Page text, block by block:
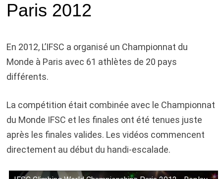
Paris 2012
En 2012, L’IFSC a organisé un Championnat du
Monde à Paris avec 61 athlètes de 20 pays
différents.
La compétition était combinée avec le Championnat
du Monde IFSC et les finales ont été tenues juste
après les finales valides. Les vidéos commencent
directement au début du handi-escalade.